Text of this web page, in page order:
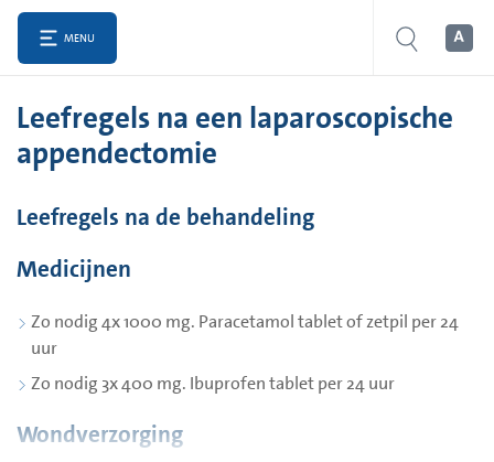
MENU
Leefregels na een laparoscopische
appendectomie
Leefregels na de behandeling
Medicijnen
Zo nodig 4x 1000 mg. Paracetamol tablet of zetpil per 24
uur
Zo nodig 3x 400 mg. Ibuprofen tablet per 24 uur
Wondverzorging